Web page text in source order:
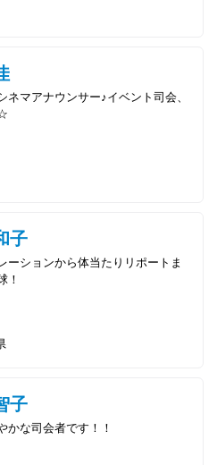
ネマアナウンサー♪イベント司会、
子
ーションから体当たりリポートま
！
子
かな司会者です！！